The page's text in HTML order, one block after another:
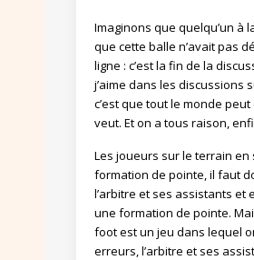
Imaginons que quelqu’un à
que cette balle n’avait pas
ligne : c’est la fin de la
j’aime dans les discussions
c’est que tout le monde peut
veut. Et on a tous raison,
Les joueurs sur le terrain en
formation de pointe, il faut
l’arbitre et ses assistants et
une formation de pointe.
foot est un jeu dans lequel
erreurs, l’arbitre et ses